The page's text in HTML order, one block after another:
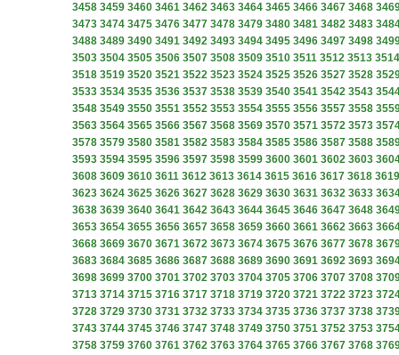
3458 3459 3460 3461 3462 3463 3464 3465 3466 3467 3468
3473 3474 3475 3476 3477 3478 3479 3480 3481 3482 3483
3488 3489 3490 3491 3492 3493 3494 3495 3496 3497 3498
3503 3504 3505 3506 3507 3508 3509 3510 3511 3512 3513 3514
3518 3519 3520 3521 3522 3523 3524 3525 3526 3527 3528
3533 3534 3535 3536 3537 3538 3539 3540 3541 3542 3543
3548 3549 3550 3551 3552 3553 3554 3555 3556 3557 3558
3563 3564 3565 3566 3567 3568 3569 3570 3571 3572 3573
3578 3579 3580 3581 3582 3583 3584 3585 3586 3587 3588
3593 3594 3595 3596 3597 3598 3599 3600 3601 3602 3603
3608 3609 3610 3611 3612 3613 3614 3615 3616 3617 3618 3619
3623 3624 3625 3626 3627 3628 3629 3630 3631 3632 3633
3638 3639 3640 3641 3642 3643 3644 3645 3646 3647 3648
3653 3654 3655 3656 3657 3658 3659 3660 3661 3662 3663
3668 3669 3670 3671 3672 3673 3674 3675 3676 3677 3678
3683 3684 3685 3686 3687 3688 3689 3690 3691 3692 3693
3698 3699 3700 3701 3702 3703 3704 3705 3706 3707 3708
3713 3714 3715 3716 3717 3718 3719 3720 3721 3722 3723
3728 3729 3730 3731 3732 3733 3734 3735 3736 3737 3738
3743 3744 3745 3746 3747 3748 3749 3750 3751 3752 3753
3758 3759 3760 3761 3762 3763 3764 3765 3766 3767 3768